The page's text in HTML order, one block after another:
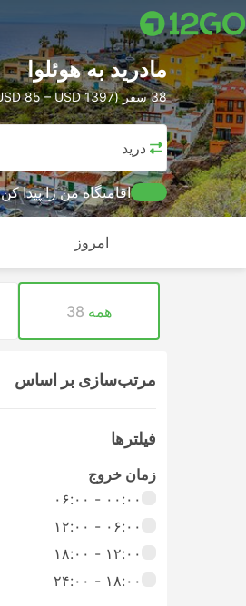
مادرید به هوئلوا
38 سفر (USD 85 – USD 1397)
مادرید
اقامتگاه من را پیدا کن
امروز
همه 38
مرتب‌سازی بر اساس
فیلتر‌ها
زمان خروج
۰۰:۰۰ - ۰۶:۰۰
۰۶:۰۰ - ۱۲:۰۰
۱۲:۰۰ - ۱۸:۰۰
۱۸:۰۰ - ۲۴:۰۰